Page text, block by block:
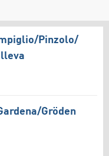
​Pinzolo/​
​Gröden